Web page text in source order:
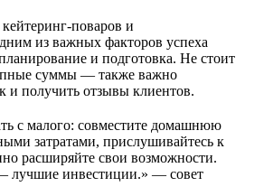
поваров и
из важных факторов успеха
и подготовка. Не стоит
суммы — также важно
и получить отзывы клиентов.
с малого: совместите домашнюю
затратами, прислушивайтесь к
расширяйте свои возможности.
лучшие инвестиции.» — совет